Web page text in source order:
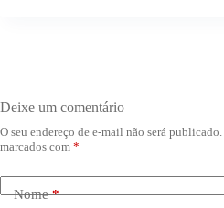
Deixe um comentário
O seu endereço de e-mail não será publicado.
marcados com *
Nome*